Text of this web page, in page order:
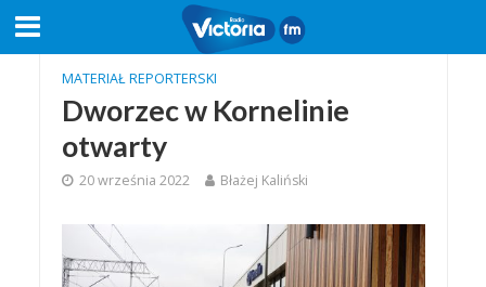
MATERIAŁ REPORTERSKI
Dworzec w Kornelinie
otwarty
20 września 2022 Błażej Kaliński